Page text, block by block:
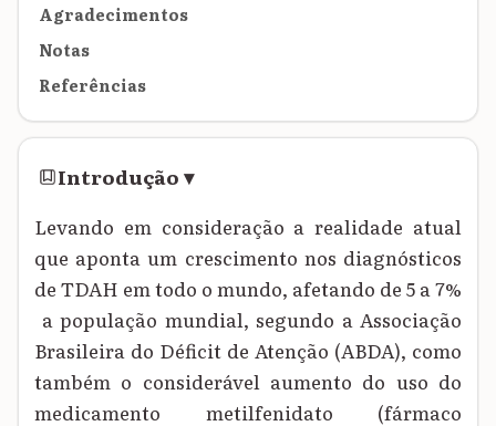
Agradecimentos
Notas
Referências
Introdução▾
Levando em consideração a realidade atual
que aponta um crescimento nos diagnósticos
de TDAH em todo o mundo, afetando de 5 a 7%
a população mundial, segundo a Associação
Brasileira do Déficit de Atenção (ABDA), como
também o considerável aumento do uso do
medicamento metilfenidato (fármaco